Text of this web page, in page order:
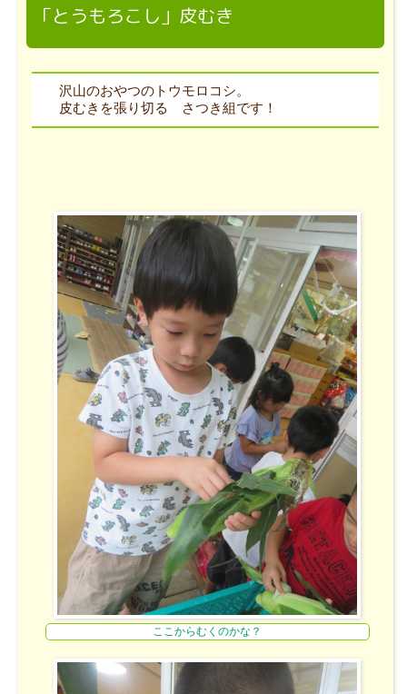
「とうもろこし」皮むき
沢山のおやつのトウモロコシ。
皮むきを張り切る さつき組です！
ここからむくのかな？